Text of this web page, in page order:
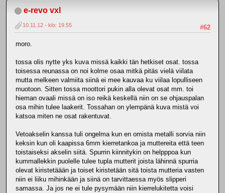
e-revo vxl
#62
10.11.12 - klo: 19.55
moro.
tossa olis nytte yks kuva missä kaikki tän hetkiset osat. tossa
toisessa reunassa on noi kolme osaa mitkä pitäs vielä viilata
mutta melkeen valmiita siinä ei mee kauvaa ku viilaa lopulliseen
muotoon. Sitten tossa moottori pukin alla olevat osat mm. toi
hieman ovaali missä on iso reikä keskellä niin on se ohjauspalan
osa mihin tulee laakerit. Tossahan on ylempänä kuva mistä voi
katsoa miten ne osat rakentuvat.
Vetoakselin kanssa tuli ongelma kun en omista metalli sorvia niin
keksin kun oli kaapissa 6mm kierretankoa ja muttereita että teen
toistaiseksi akselin siitä. Spurrin kiinnitykin on helpppoa kun
kummallekkin puolelle tulee tupla mutterit joista lähinnä spurria
olevat kiristetäään ja toiset kiristetään sitä toista mutteria vasten
niin ei liiku mihinkään ja siinä on tarvittaessa myös slipperi
samassa. Ja jos ne ei tule pysymään niin kierrelukitetta voisi